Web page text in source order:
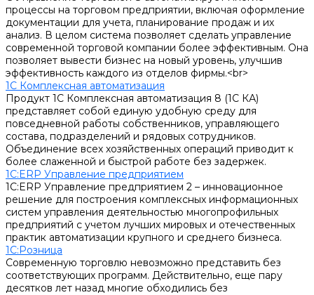
процессы на торговом предприятии, включая оформление
документации для учета, планирование продаж и их
анализ. В целом система позволяет сделать управление
современной торговой компании более эффективным. Она
позволяет вывести бизнес на новый уровень, улучшив
эффективность каждого из отделов фирмы.<br>
1С Комплексная автоматизация
Продукт 1С Комплексная автоматизация 8 (1С КА)
представляет собой единую удобную среду для
повседневной работы собственников, управляющего
состава, подразделений и рядовых сотрудников.
Объединение всех хозяйственных операций приводит к
более слаженной и быстрой работе без задержек.
1С:ERP Управление предприятием
1С:ERP Управление предприятием 2 – инновационное
решение для построения комплексных информационных
систем управления деятельностью многопрофильных
предприятий с учетом лучших мировых и отечественных
практик автоматизации крупного и среднего бизнеса.
1С:Розница
Современную торговлю невозможно представить без
соответствующих программ. Действительно, еще пару
десятков лет назад многие обходились без